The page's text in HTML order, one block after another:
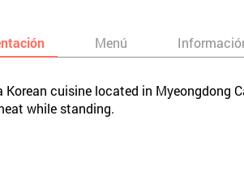
Menú
Korean cuisine located in Myeongdong
while standing.